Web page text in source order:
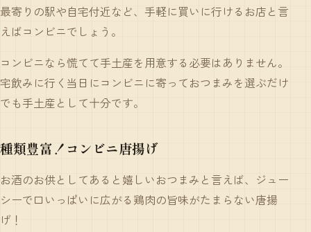
最寄りの駅や自宅付近など、手軽に買いに行けるお店と言
えばコンビニでしょう。
コンビニなら慌てて手土産を用意する必要はありません。
宅飲みに行く当日にコンビニに寄っておつまみを選ぶだけ
でも手土産として十分です。
種類豊富！コンビニ唐揚げ
お酒のお供としてあると嬉しいおつまみと言えば、ジュー
シーで口いっぱいに広がる鶏肉の旨味がたまらない唐揚
げ ！